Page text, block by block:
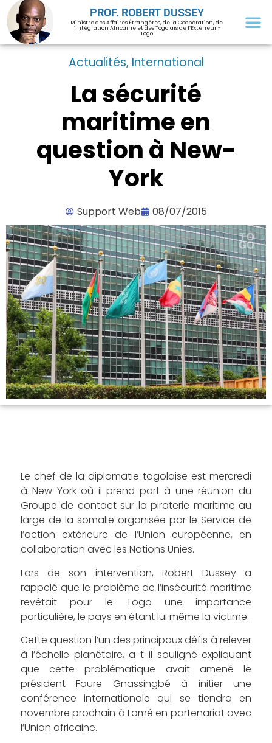
PROF. ROBERT DUSSEY
Ministre des Affaires Étrangères, de la Coopération, de
l’Intégration Africaine et des Togolais de l’Extérieur -
Togo
Actualités, International
La sécurité
maritime en
question à New-
York
Support Web 08/07/2015
Le chef de la diplomatie togolaise est mercredi
à New-York où il prend part à une réunion du
Groupe de contact sur la piraterie maritime au
large de la somalie organisée par le Service de
l’action extérieure de l’Union européenne, en
collaboration avec les Nations Unies.
Lors de son intervention, Robert Dussey a
rappelé que le problème de l’insécurité maritime
revêtait pour le Togo une importance
particulière, le pays en étant lui même la victime.
Cette question l’un des principaux défis à relever
à l’échelle planétaire, a-t-il souligné expliquant
que cette problématique avait amené le
président Faure Gnassingbé à initier une
conférence internationale qui se tiendra en
novembre prochain à Lomé en partenariat avec
l’Union africaine.